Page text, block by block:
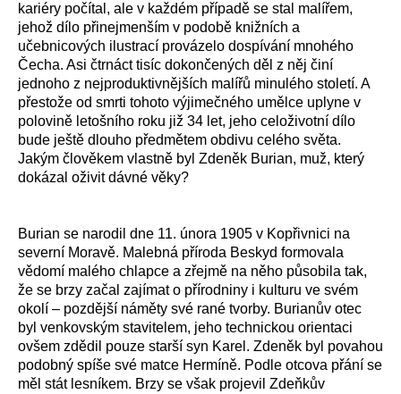
kariéry počítal, ale v každém případě se stal malířem,
jehož dílo přinejmenším v podobě knižních a
učebnicových ilustrací provázelo dospívání mnohého
Čecha. Asi čtrnáct tisíc dokončených děl z něj činí
jednoho z nejproduktivnějších malířů minulého století. A
přestože od smrti tohoto výjimečného umělce uplyne v
polovině letošního roku již 34 let, jeho celoživotní dílo
bude ještě dlouho předmětem obdivu celého světa.
Jakým člověkem vlastně byl Zdeněk Burian, muž, který
dokázal oživit dávné věky?
Burian se narodil dne 11. února 1905 v Kopřivnici na
severní Moravě. Malebná příroda Beskyd formovala
vědomí malého chlapce a zřejmě na něho působila tak,
že se brzy začal zajímat o přírodniny i kulturu ve svém
okolí – pozdější náměty své rané tvorby. Burianův otec
byl venkovským stavitelem, jeho technickou orientaci
ovšem zdědil pouze starší syn Karel. Zdeněk byl povahou
podobný spíše své matce Hermíně. Podle otcova přání se
měl stát lesníkem. Brzy se však projevil Zdeňkův